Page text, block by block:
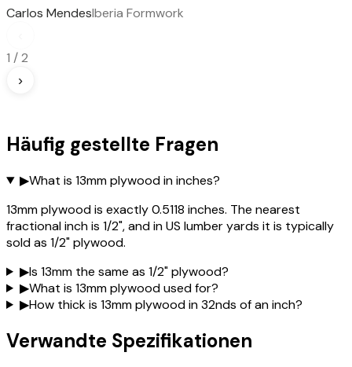
Carlos MendesIberia Formwork
1 /2
›
Häufig gestellte Fragen
▶What is 13mm plywood in inches?
13mm plywood is exactly 0.5118 inches. The nearest
fractional inch is 1/2", and in US lumber yards it is typically
sold as 1/2" plywood.
▶Is 13mm the same as 1/2" plywood?
▶What is 13mm plywood used for?
▶How thick is 13mm plywood in 32nds of an inch?
Verwandte Spezifikationen